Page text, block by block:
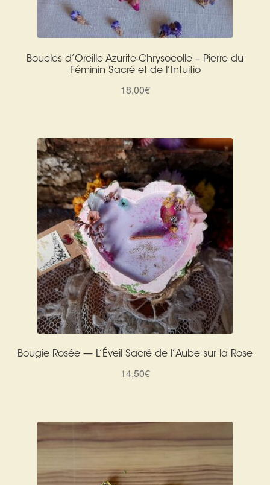
Boucles d’Oreille Azurite-Chrysocolle – Pierre du
Féminin Sacré et de l’Intuitio
18,00€
Bougie Rosée — L’Éveil Sacré de l’Aube sur la Rose
14,50€